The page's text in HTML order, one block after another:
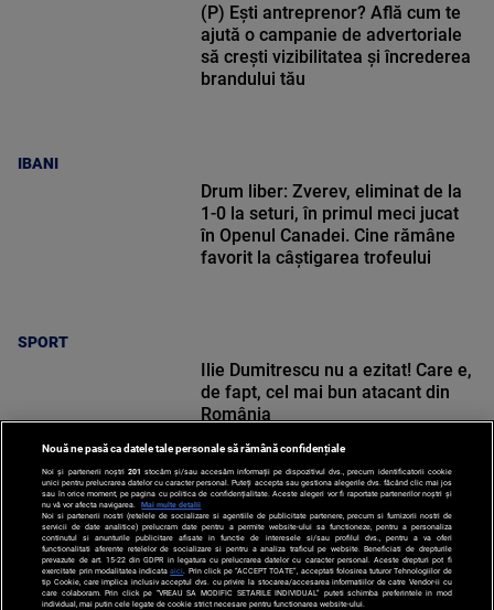
IBANI
(P) Ești antreprenor? Află cum te
ajută o campanie de advertoriale
să crești vizibilitatea și încrederea
brandului tău
SPORT
Drum liber: Zverev, eliminat de la
1-0 la seturi, în primul meci jucat
în Openul Canadei. Cine rămâne
favorit la câștigarea trofeului
SPORT
Ilie Dumitrescu nu a ezitat! Care e,
de fapt, cel mai bun atacant din
România
Nouă ne pasă ca datele tale personale să rămână confidențiale
Noi și partenerii noștri 201 stocăm și/sau accesăm informații pe dispozitivul dvs., precum identificatorii cookie
unici pentru prelucrarea datelor cu caracter personal. Puteți accepta sau gestiona alegerile dvs. făcând clic mai jos
sau în orice moment, pe pagina cu politica de confidențialitate. Aceste alegeri vor fi raportate partenerilor noștri și
nu vă vor afecta navigarea.
Mai multe detalii
Noi si partenerii nostri (retelele de socializare si agentiile de publicitate partenere, precum si furnizorii nostri de
servicii de date analitice) prelucram date pentru a permite website-ului sa functioneze, pentru a personaliza
continutul si anunturile publicitare afisate in functie de interesele si/sau profilul dvs., pentru a va oferi
functionalitati aferente retelelor de socializare si pentru a analiza traficul pe website. Beneficiati de drepturile
prevazute de art. 15-22 din GDPR in legatura cu prelucrarea datelor cu caracter personal. Aceste drepturi pot fi
exercitate prin modalitatea indicataaici . Prin click pe “ACCEPT TOATE”, acceptati folosirea tuturor Tehnologiilor de
tip Cookie, care implica inclusiv acceptul dvs. cu privire la stocarea/accesarea informatiilor de catre Vendor-ii cu
care colaboram. Prin click pe “VREAU SA MODIFIC SETARILE INDIVIDUAL” puteti schimba preferintele in mod
individual, mai putin cele legate de cookie strict necesare pentru functionarea website-ului.